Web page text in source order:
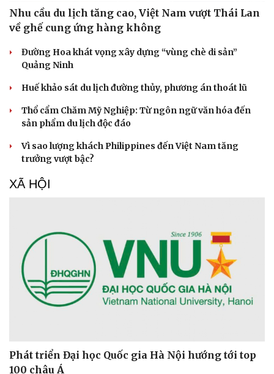
Văn học
Âm nhạc
Thời trang
Sao Việt
Nhu cầu du lịch tăng cao, Việt Nam vượt Thái Lan
về ghế cung ứng hàng không
Đường Hoa khát vọng xây dựng “vùng chè di sản”
Quảng Ninh
Huế khảo sát du lịch đường thủy, phương án thoát lũ
Thổ cẩm Chăm Mỹ Nghiệp: Từ ngôn ngữ văn hóa đến
sản phẩm du lịch độc đáo
Vì sao lượng khách Philippines đến Việt Nam tăng
trưởng vượt bậc?
XÃ HỘI
Phát triển Đại học Quốc gia Hà Nội hướng tới top
100 châu Á